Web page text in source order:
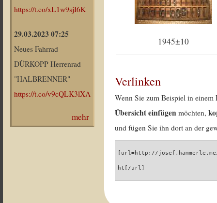
https://t.co/xL1w9sjI6K
29.03.2023 07:25
Neues Fahrrad
DÜRKOPP Herrenrad
"HALBRENNER"
https://t.co/v9cQLK3lXA
mehr
1945±10
Verlinken
Wenn Sie zum Beispiel in
Übersicht einfügen möchten,
und fügen Sie ihn dort an der
[url=http://
ht[/url]